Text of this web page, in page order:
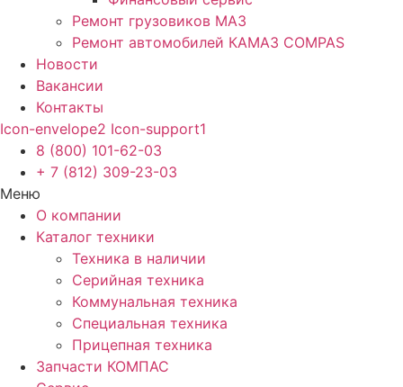
Ремонт грузовиков МАЗ
Ремонт автомобилей КАМАЗ COMPAS
Новости
Вакансии
Контакты
Icon-envelope2 Icon-support1
8 (800) 101-62-03
+ 7 (812) 309-23-03
Меню
О компании
Каталог техники
Техника в наличии
Серийная техника
Коммунальная техника
Специальная техника
Прицепная техника
Запчасти КОМПАС